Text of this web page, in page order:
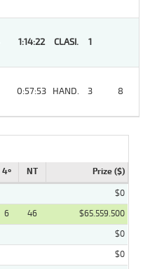
1:14:22 CLASI. 1
0:57:53 HAND. 3 8
4º NT Prize ($)
$0
6 46
$65.559.500
$0
$0